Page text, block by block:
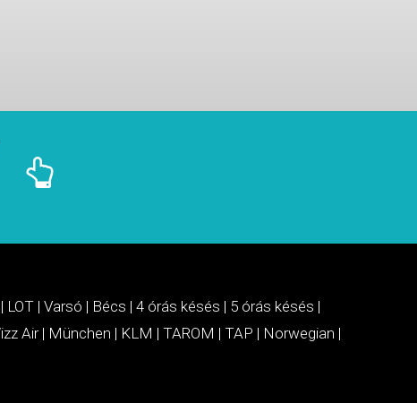
| LOT | Varsó | Bécs | 4 órás késés | 5 órás késés |
Air| München | KLM | TAROM | TAP | Norwegian |